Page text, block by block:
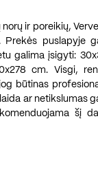
ir poreikių,
Prekės puslapyje
galima įsigyti:
cm. Visgi,
būtinas
ar netikslumas
šį